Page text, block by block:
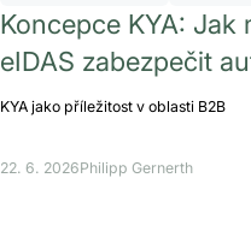
Koncepce KYA:
eIDAS zabezpečit
KYA jako příležitost v oblasti B2B
22. 6. 2026Philipp Gernerth